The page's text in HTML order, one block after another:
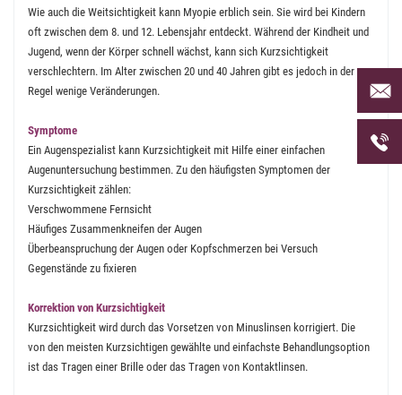
Wie auch die Weitsichtigkeit kann Myopie erblich sein. Sie wird bei Kindern
oft zwischen dem 8. und 12. Lebensjahr entdeckt. Während der Kindheit und
Jugend, wenn der Körper schnell wächst, kann sich Kurzsichtigkeit
verschlechtern. Im Alter zwischen 20 und 40 Jahren gibt es jedoch in der
Regel wenige Veränderungen.
Symptome
Ein Augenspezialist kann Kurzsichtigkeit mit Hilfe einer einfachen
Augenuntersuchung bestimmen. Zu den häufigsten Symptomen der
Kurzsichtigkeit zählen:
Verschwommene Fernsicht
Häufiges Zusammenkneifen der Augen
Überbeanspruchung der Augen oder Kopfschmerzen bei Versuch
Gegenstände zu fixieren
Korrektion von Kurzsichtigkeit
Kurzsichtigkeit wird durch das Vorsetzen von Minuslinsen korrigiert. Die
von den meisten Kurzsichtigen gewählte und einfachste Behandlungsoption
ist das Tragen einer Brille oder das Tragen von Kontaktlinsen.
Per
uns
uns